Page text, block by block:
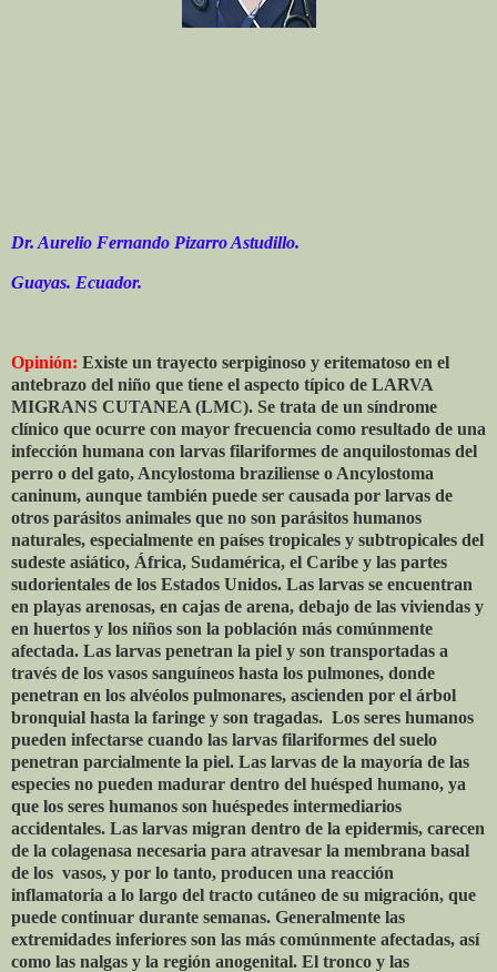
Dr. Aurelio Fernando Pizarro Astudillo.
Guayas. Ecuador.
Opinión: Existe un trayecto serpiginoso y eritematoso en el
antebrazo del niño que tiene el aspecto típico de LARVA
MIGRANS CUTANEA (LMC). Se trata de un síndrome
clínico que ocurre con mayor frecuencia como resultado de una
infección humana con larvas filariformes de anquilostomas del
perro o del gato, Ancylostoma braziliense o Ancylostoma
caninum, aunque también puede ser causada por larvas de
otros parásitos animales que no son parásitos humanos
naturales, especialmente en países tropicales y subtropicales del
sudeste asiático, África, Sudamérica, el Caribe y las partes
sudorientales de los Estados Unidos. Las larvas se encuentran
en playas arenosas, en cajas de arena, debajo de las viviendas y
en huertos y los niños son la población más comúnmente
afectada. Las larvas penetran la piel y son transportadas a
través de los vasos sanguíneos hasta los pulmones, donde
penetran en los alvéolos pulmonares, ascienden por el árbol
bronquial hasta la faringe y son tragadas. Los seres humanos
pueden infectarse cuando las larvas filariformes del suelo
penetran parcialmente la piel. Las larvas de la mayoría de las
especies no pueden madurar dentro del huésped humano, ya
que los seres humanos son huéspedes intermediarios
accidentales. Las larvas migran dentro de la epidermis, carecen
de la colagenasa necesaria para atravesar la membrana basal
de los vasos, y por lo tanto, producen una reacción
inflamatoria a lo largo del tracto cutáneo de su migración, que
puede continuar durante semanas. Generalmente las
extremidades inferiores son las más comúnmente afectadas, así
como las nalgas y la región anogenital. El tronco y las